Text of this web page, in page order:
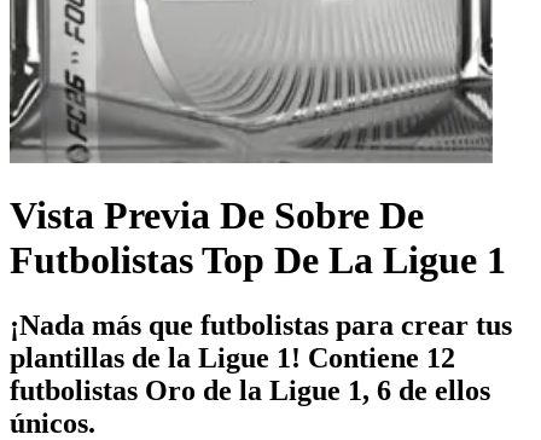
Vista Previa De Sobre De
Futbolistas Top De La Ligue 1
¡Nada más que futbolistas para crear tus
plantillas de la Ligue 1! Contiene 12
futbolistas Oro de la Ligue 1, 6 de ellos
únicos.